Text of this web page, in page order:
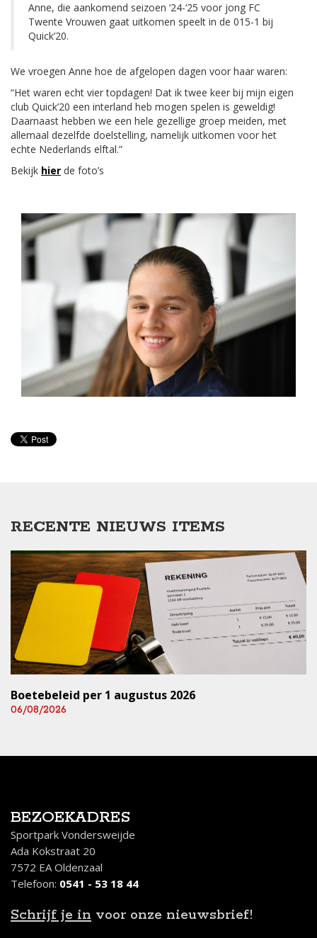
Anne, die aankomend seizoen ‘24-‘25 voor jong FC
Twente Vrouwen gaat uitkomen speelt in de 015-1 bij
Quick’20.
We vroegen Anne hoe de afgelopen dagen voor haar waren:
“Het waren echt vier topdagen! Dat ik twee keer bij mijn eigen
club Quick’20 een interland heb mogen spelen is geweldig!
Daarnaast hebben we een hele gezellige groep meiden, met
allemaal dezelfde doelstelling, namelijk uitkomen voor het
echte Nederlands elftal.”
Bekijk hier de foto’s
RECENTE NIEUWS ITEMS
Boetebeleid per 1 augustus 2026
06/08/2026
BEZOEKADRES
Sportpark Vondersweijde
Ada Kokstraat 20
7572 EA Oldenzaal
Telefoon: 0541 - 53 18 44
Schrijf je in voor onze nieuwsbrief!